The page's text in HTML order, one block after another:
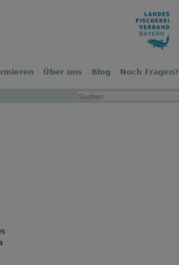
Über uns Blog Noch Fragen?